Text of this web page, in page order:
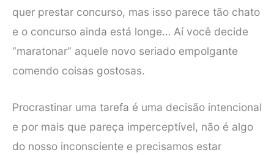
quer prestar concurso, mas isso parece tão chato
e o concurso ainda está longe… Aí você decide
“maratonar” aquele novo seriado empolgante
comendo coisas gostosas.
Procrastinar uma tarefa é uma decisão intencional
e por mais que pareça imperceptível, não é algo
do nosso inconsciente e precisamos estar